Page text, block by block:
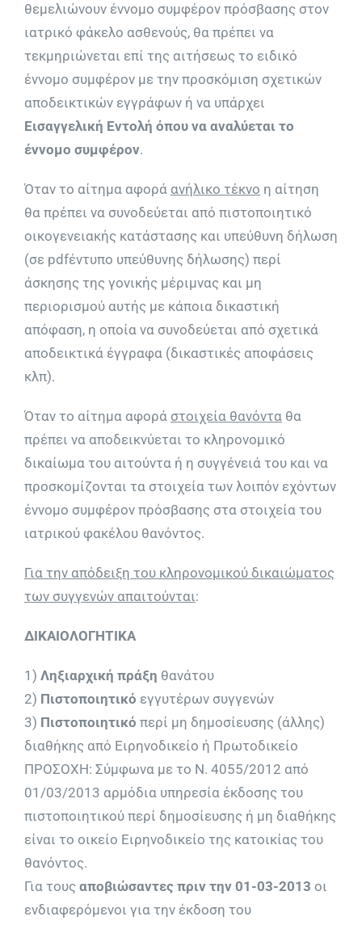
θεμελιώνουν έννομο συμφέρον πρόσβασης στον
ιατρικό φάκελο ασθενούς, θα πρέπει να
τεκμηριώνεται επί της αιτήσεως το ειδικό
έννομο συμφέρον με την προσκόμιση σχετικών
αποδεικτικών εγγράφων ή να υπάρχει
Εισαγγελική Εντολή όπου να αναλύεται το
έννομο συμφέρον.
Όταν το αίτημα αφορά ανήλικο τέκνο η αίτηση
θα πρέπει να συνοδεύεται από πιστοποιητικό
οικογενειακής κατάστασης και υπεύθυνη δήλωση
(σε pdfέντυπο υπεύθυνης δήλωσης) περί
άσκησης της γονικής μέριμνας και μη
περιορισμού αυτής με κάποια δικαστική
απόφαση, η οποία να συνοδεύεται από σχετικά
αποδεικτικά έγγραφα (δικαστικές αποφάσεις
κλπ).
Όταν το αίτημα αφορά στοιχεία θανόνταθα
πρέπει να αποδεικνύεται το κληρονομικό
δικαίωμα του αιτούντα ή η συγγένειά του και να
προσκομίζονται τα στοιχεία των λοιπόν εχόντων
έννομο συμφέρον πρόσβασης στα στοιχεία του
ιατρικού φακέλου θανόντος.
Για την απόδειξη του κληρονομικού δικαιώματος
των συγγενών απαιτούνται:
ΔΙΚΑΙΟΛΟΓΗΤΙΚΑ
1) Ληξιαρχική πράξη θανάτου
2) Πιστοποιητικό εγγυτέρων συγγενών
3) Πιστοποιητικό περί μη δημοσίευσης (άλλης)
διαθήκης από Ειρηνοδικείο ή Πρωτοδικείο
ΠΡΟΣΟΧΗ: Σύμφωνα με το Ν. 4055/2012 από
01/03/2013 αρμόδια υπηρεσία έκδοσης του
πιστοποιητικού περί δημοσίευσης ή μη διαθήκης
είναι το οικείο Ειρηνοδικείο της κατοικίας του
θανόντος.
Για τους αποβιώσαντες πριν την 01-03-2013 οι
ενδιαφερόμενοι για την έκδοση του